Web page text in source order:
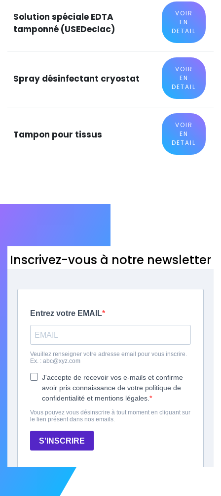
Solution spéciale EDTA
tamponné (USEDeclac)
VOIR
EN
DETAIL
Spray désinfectant cryostat
VOIR
EN
DETAIL
Tampon pour tissus
VOIR
EN
DETAIL
Inscrivez-vous à notre newsletter